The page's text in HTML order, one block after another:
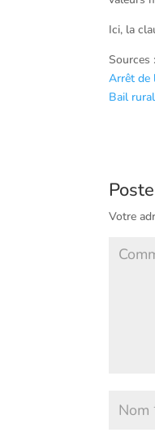
Ici, la
Sources :
Arrêt de
Bail
Votre